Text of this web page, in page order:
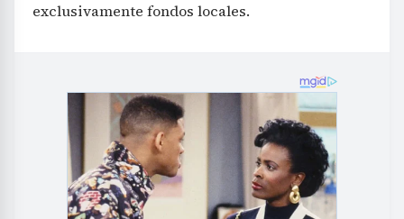
exclusivamente fondos locales.